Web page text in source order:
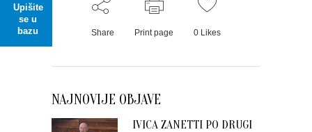
Upišite
se u
bazu
Share Print page 0 Likes
NAJNOVIJE OBJAVE
IVICA ZANETTI PO DRUGI